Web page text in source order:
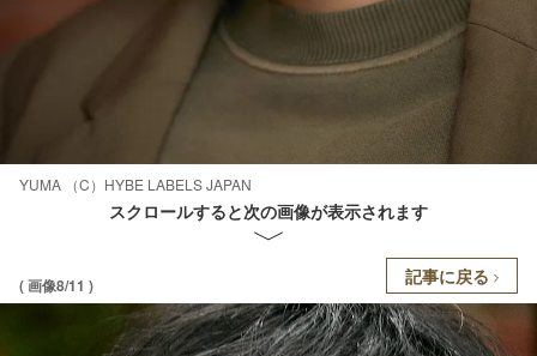
YUMA （C）HYBE LABELS JAPAN
スクロールすると次の画像が表示されます
( 画像8/11 ) 記事に戻る